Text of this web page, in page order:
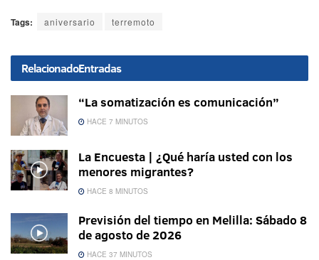
Tags: aniversario terremoto
RelacionadoEntradas
“La somatización es comunicación”
HACE 7 MINUTOS
La Encuesta | ¿Qué haría usted con los
menores migrantes?
HACE 8 MINUTOS
Previsión del tiempo en Melilla: Sábado 8
de agosto de 2026
HACE 37 MINUTOS